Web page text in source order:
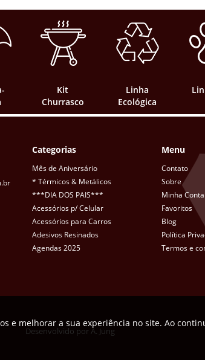
Kit
Churrasco
Linha
Ecológica
Categorias
Mês de Aniversário
* Térmicos & Metálicos
***DIA DOS PAIS***
Acessórios p/ Celular
Acessórios para Carros
Adesivos Resinados
Agendas 2025
Menu
Contato
Sobre
Minha Conta
Favoritos
Blog
Política
Termos e
Desenvolvido porA. Jung
e melhorar a sua experiência no site. Ao